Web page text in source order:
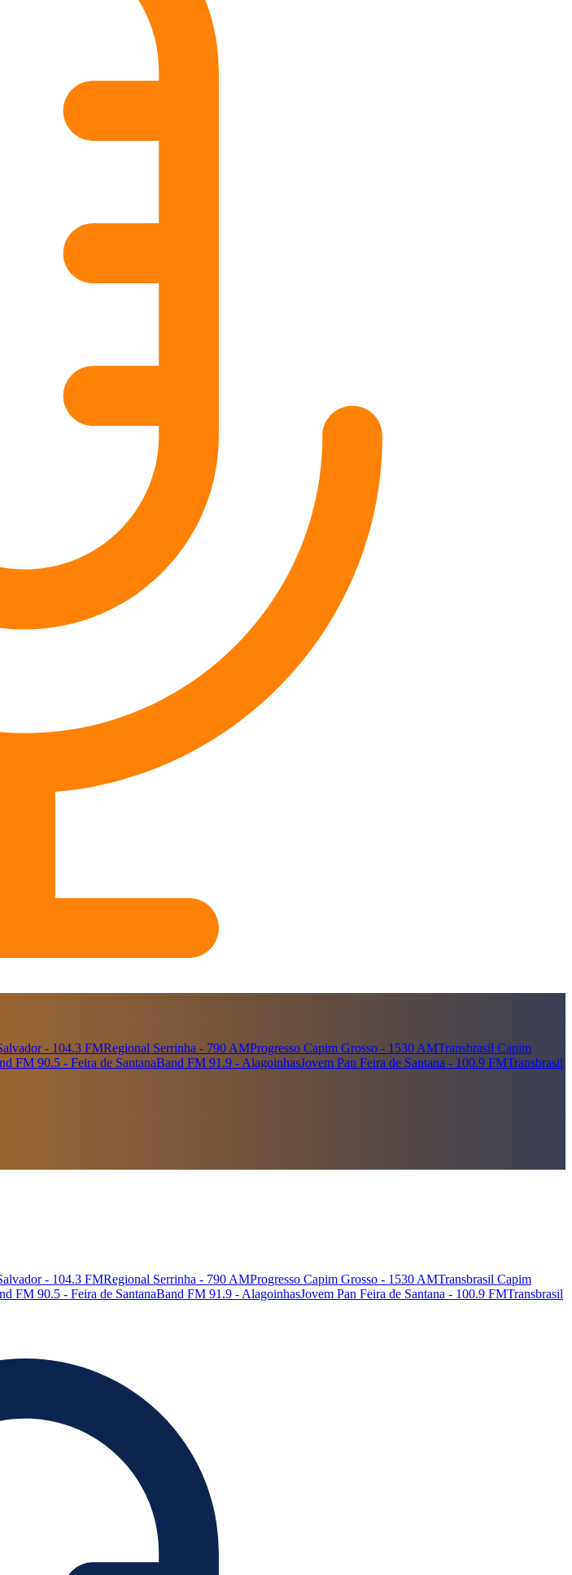
- 104.3 FMRegional Serrinha - 790 AMProgresso Capim Grosso - 1530 AMTransbrasil Capim
FM 90.5 - Feira de SantanaBand FM 91.9 - AlagoinhasJovem Pan Feira de Santana - 100.9 FMTransbrasil
- 104.3 FMRegional Serrinha - 790 AMProgresso Capim Grosso - 1530 AMTransbrasil Capim
FM 90.5 - Feira de SantanaBand FM 91.9 - AlagoinhasJovem Pan Feira de Santana - 100.9 FMTransbrasil